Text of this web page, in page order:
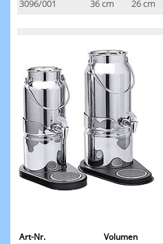
3096/001 36 cm 26 cm
Art-Nr. Volumen